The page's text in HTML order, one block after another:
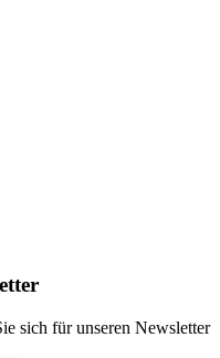
sich für unseren Newsletter